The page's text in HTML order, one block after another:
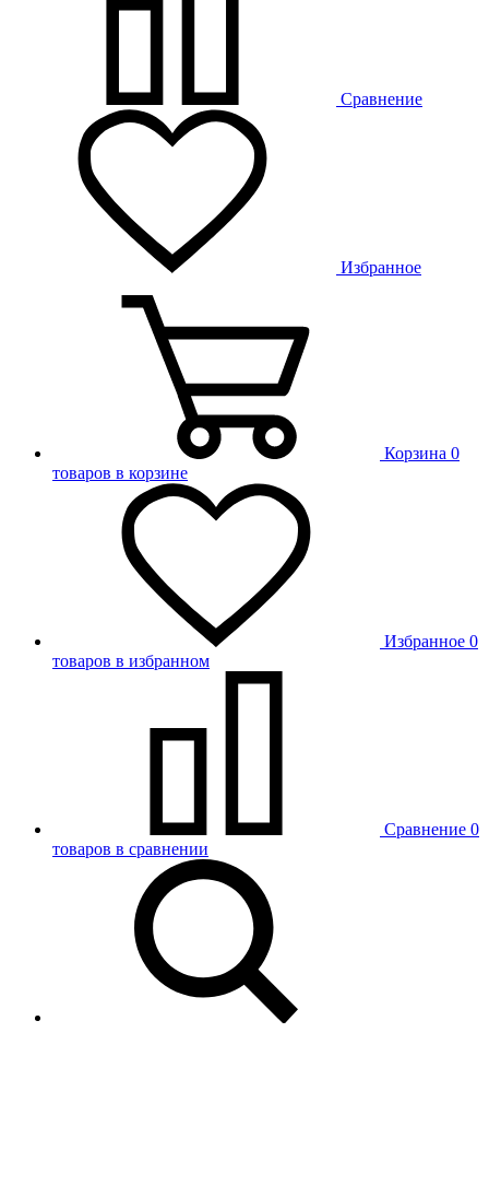
Сравнение
Избранное
Корзина 0
товаров в корзине
Избранное 0
товаров в избранном
Сравнение 0
товаров в сравнении